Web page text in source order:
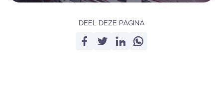
DEEL DEZE PAGINA